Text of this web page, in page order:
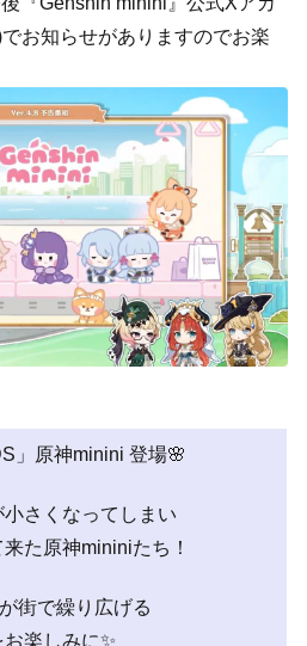
お知らせがありますのでお楽
」原神minini 登場🌸
さくなってしまい
た原神mininiたち！
街で繰り広げる
楽しみに✨